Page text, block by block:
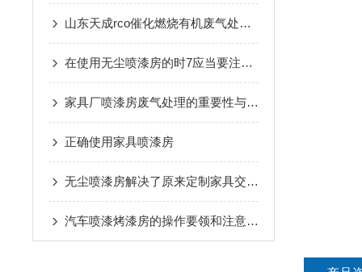
山东天成rco催化燃烧有机废气处理设备发货嘉兴
在使用无尘喷漆房的时7应当要注意什么问题
家具厂喷漆房废气处理的重要性与方法
正确使用家具喷漆房
无尘喷漆房解决了原来定制家具交付期时间较长的问题
汽车喷漆烤漆房的操作要领和注意事项